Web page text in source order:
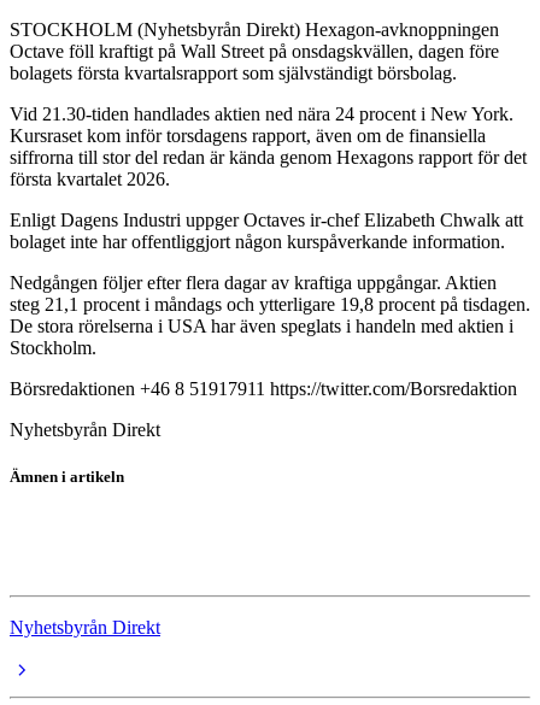
STOCKHOLM (Nyhetsbyrån Direkt) Hexagon-avknoppningen
Octave föll kraftigt på Wall Street på onsdagskvällen, dagen före
bolagets första kvartalsrapport som självständigt börsbolag.
Vid 21.30-tiden handlades aktien ned nära 24 procent i New York.
Kursraset kom inför torsdagens rapport, även om de finansiella
siffrorna till stor del redan är kända genom Hexagons rapport för det
första kvartalet 2026.
Enligt Dagens Industri uppger Octaves ir-chef Elizabeth Chwalk att
bolaget inte har offentliggjort någon kurspåverkande information.
Nedgången följer efter flera dagar av kraftiga uppgångar. Aktien
steg 21,1 procent i måndags och ytterligare 19,8 procent på tisdagen.
De stora rörelserna i USA har även speglats i handeln med aktien i
Stockholm.
Börsredaktionen +46 8 51917911 https://twitter.com/Borsredaktion
Nyhetsbyrån Direkt
Ämnen i artikeln
Nyhetsbyrån Direkt